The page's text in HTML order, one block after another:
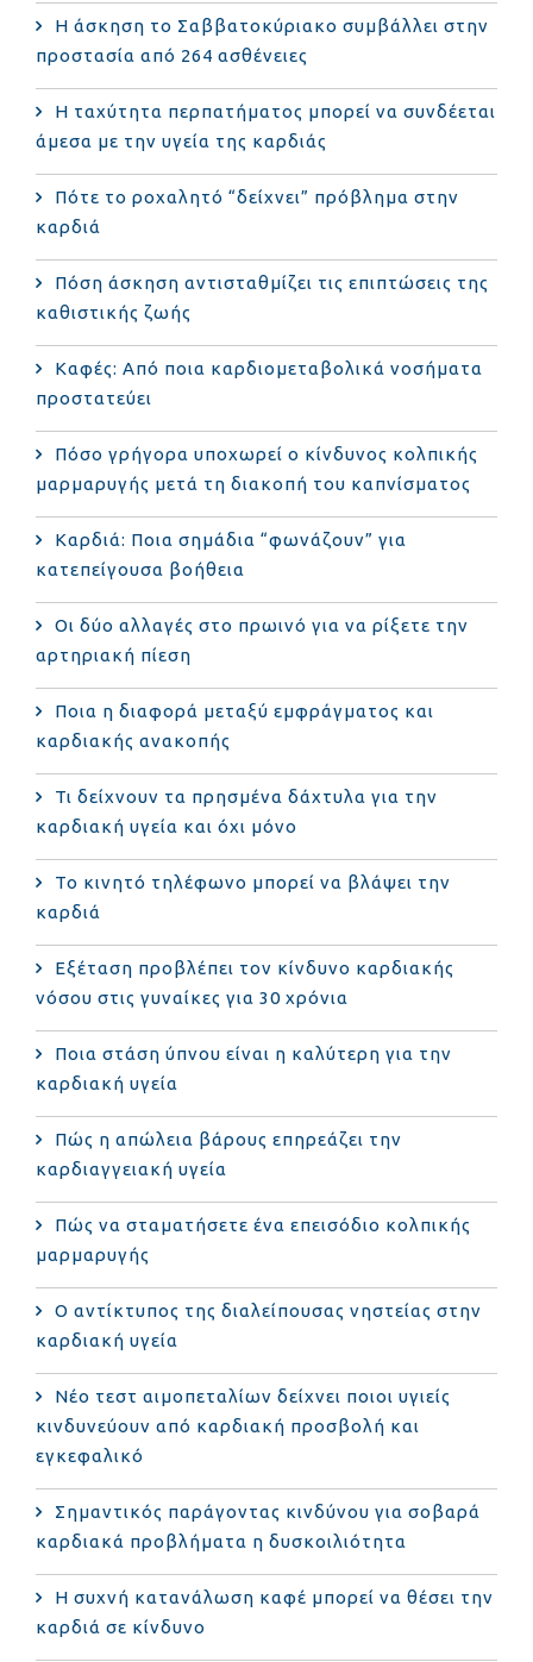
Η άσκηση το Σαββατοκύριακο συμβάλλει στην
προστασία από 264 ασθένειες
Η ταχύτητα περπατήματος μπορεί να συνδέεται
άμεσα με την υγεία της καρδιάς
Πότε το ροχαλητό “δείχνει” πρόβλημα στην
καρδιά
Πόση άσκηση αντισταθμίζει τις επιπτώσεις της
καθιστικής ζωής
Καφές: Από ποια καρδιομεταβολικά νοσήματα
προστατεύει
Πόσο γρήγορα υποχωρεί ο κίνδυνος κολπικής
μαρμαρυγής μετά τη διακοπή του καπνίσματος
Καρδιά: Ποια σημάδια “φωνάζουν” για
κατεπείγουσα βοήθεια
Οι δύο αλλαγές στο πρωινό για να ρίξετε την
αρτηριακή πίεση
Ποια η διαφορά μεταξύ εμφράγματος και
καρδιακής ανακοπής
Τι δείχνουν τα πρησμένα δάχτυλα για την
καρδιακή υγεία και όχι μόνο
Το κινητό τηλέφωνο μπορεί να βλάψει την
καρδιά
Eξέταση προβλέπει τον κίνδυνο καρδιακής
νόσου στις γυναίκες για 30 χρόνια
Ποια στάση ύπνου είναι η καλύτερη για την
καρδιακή υγεία
Πώς η απώλεια βάρους επηρεάζει την
καρδιαγγειακή υγεία
Πώς να σταματήσετε ένα επεισόδιο κολπικής
μαρμαρυγής
Ο αντίκτυπος της διαλείπουσας νηστείας στην
καρδιακή υγεία
Νέο τεστ αιμοπεταλίων δείχνει ποιοι υγιείς
κινδυνεύουν από καρδιακή προσβολή και
εγκεφαλικό
Σημαντικός παράγοντας κινδύνου για σοβαρά
καρδιακά προβλήματα η δυσκοιλιότητα
Η συχνή κατανάλωση καφέ μπορεί να θέσει την
καρδιά σε κίνδυνο